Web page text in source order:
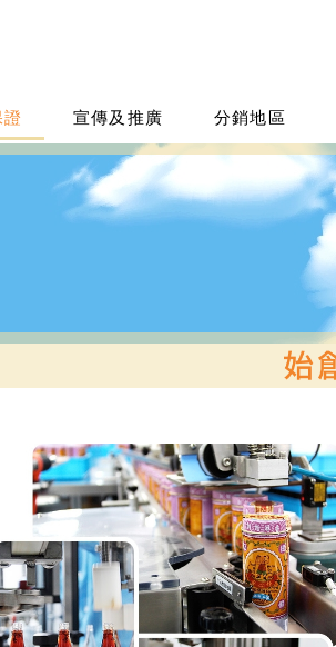
宣傳及推廣 分銷地區